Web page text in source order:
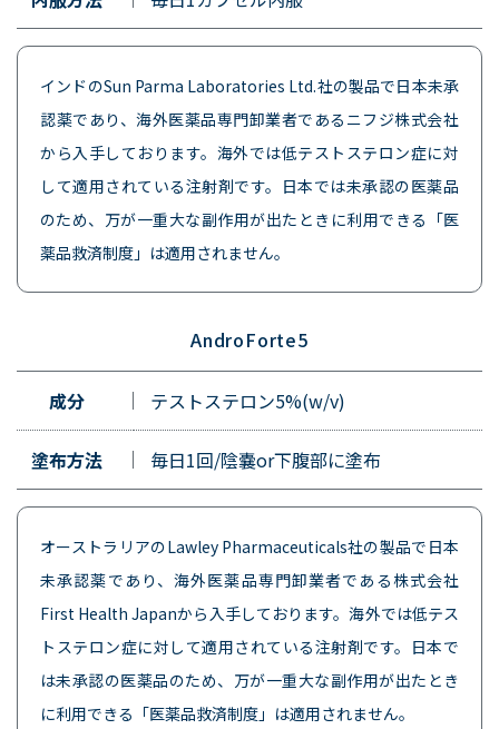
インドのSun Parma Laboratories Ltd.社の製品で日本未承
認薬であり、海外医薬品専門卸業者であるニフジ株式会社
から入手しております。海外では低テストステロン症に対
して適用されている注射剤です。日本では未承認の医薬品
のため、万が一重大な副作用が出たときに利用できる「医
薬品救済制度」は適用されません。
AndroForte5
成分 テストステロン5%(w/v)
塗布方法 毎日1回/陰嚢or下腹部に塗布
オーストラリアのLawley Pharmaceuticals社の製品で日本
未承認薬であり、海外医薬品専門卸業者である株式会社
First Health Japanから入手しております。海外では低テス
トステロン症に対して適用されている注射剤です。日本で
は未承認の医薬品のため、万が一重大な副作用が出たとき
に利用できる「医薬品救済制度」は適用されません。